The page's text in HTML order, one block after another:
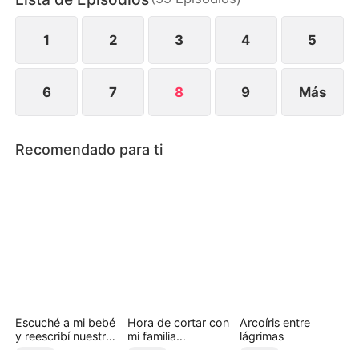
1 2 3 4 5
6 7 8 9 Más
Recomendado para ti
Escuché a mi bebé
y reescribí nuestro
Hora de cortar con
mi familia
Arcoíris entre
lágrimas